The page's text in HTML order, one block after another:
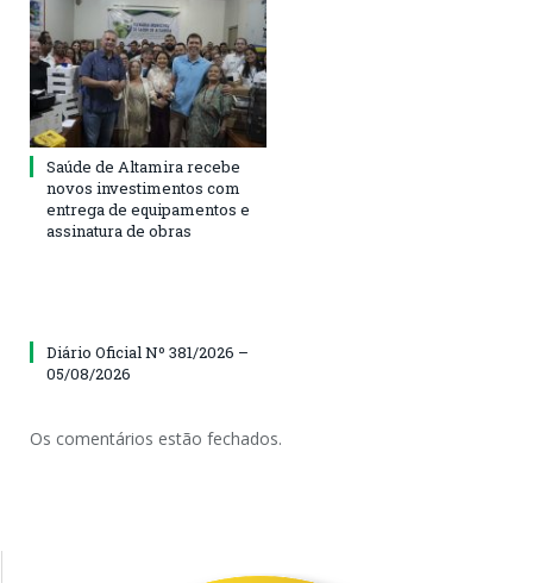
Saúde de Altamira recebe
novos investimentos com
entrega de equipamentos e
assinatura de obras
Diário Oficial Nº 381/2026 –
05/08/2026
Os comentários estão fechados.